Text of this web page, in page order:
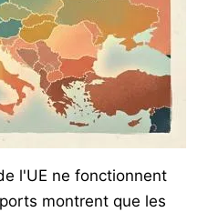
l'UE ne fonctionnent
montrent que les